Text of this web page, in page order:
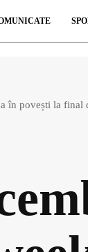
în povești la final